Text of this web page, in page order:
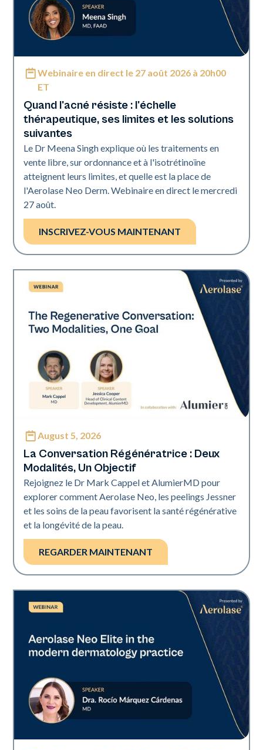
Neo Elite
Webinaire en direct le 27 août 2026 à 20h00
ET
Quand l'acné résiste : l'échelle
thérapeutique, ses limites et les solutions
suivantes
Le Dr Meena Singh explique où les traitements en
vente libre, sur ordonnance et à l'isotrétinoïne
atteignent leurs limites, et quelle est la place de
l'Aerolase Neo Derm. Webinaire en direct le mercredi
27 août.
INSCRIVEZ-VOUS MAINTENANT
Neo Elite
August 5, 2026
La Conversation Régénératrice : Deux
Modalités, Un Objectif
Rejoignez le Dr Mark Cappel et AlumierMD pour
explorer comment Aerolase Neo, les peelings Jessner
et les soins de la peau favorisent la santé régénérative
et la longévité de la peau.
REGARDER MAINTENANT